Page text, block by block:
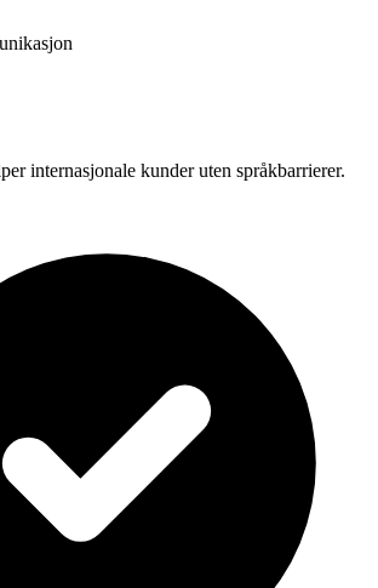
internasjonale kunder uten språkbarrierer.